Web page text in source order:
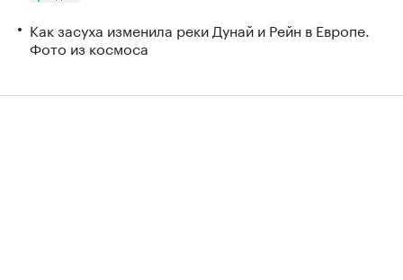
Как засуха изменила реки Дунай и Рейн в Европе.
Фото из космоса